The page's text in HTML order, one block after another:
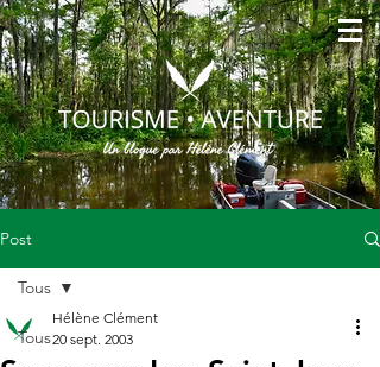
Post
Tous
Tous
Hélène Clément
20 sept. 2003